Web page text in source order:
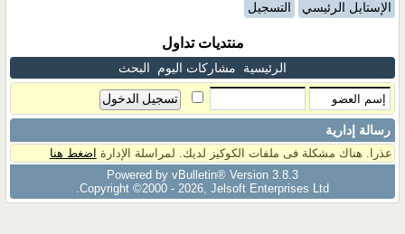
الإستايل الرئيسي التسجيل
منتديات تداول
الرئيسية مشاركات اليوم البحث
رسالة إدارية
عذرا. هناك مشكلة فى ملفات الكوكيز لديك. لمراسلة الإدارة اضغط هنا
Powered by vBulletin® Version 3.8.3
Copyright ©2000 - 2026, Jelsoft Enterprises Ltd.